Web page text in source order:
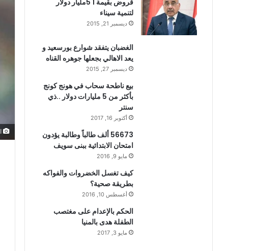
قروض بقيمة 1 5مليار دولار
لتنمية سيناء
ديسمبر 21, 2015
الغضبان يتفقد شوارع بورسعيد و
يعد الاهالي بجعلها جوهره القناه
ديسمبر 27, 2015
بيع ناطحة سحاب في هونج كونج
بأكثر من 5 مليارات دولار ..ذي
سنتر
أكتوبر 16, 2017
56673 ألف طالباً وطالبة يؤدون
امتحان الابتدائية ببنى سويف
مايو 9, 2016
كيف تغسل الخضروات والفواكه
بطريقة صحية؟
أغسطس 10, 2016
الحكم بالإعدام على مغتصب
الطفلة هدى بالمنيا
مايو 3, 2017